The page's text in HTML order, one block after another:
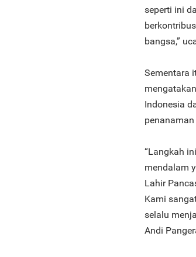
seperti ini
bangsa,”
Sementara
Indonesia
“Langkah
mendalam
Lahir
Kami
selalu
Andi